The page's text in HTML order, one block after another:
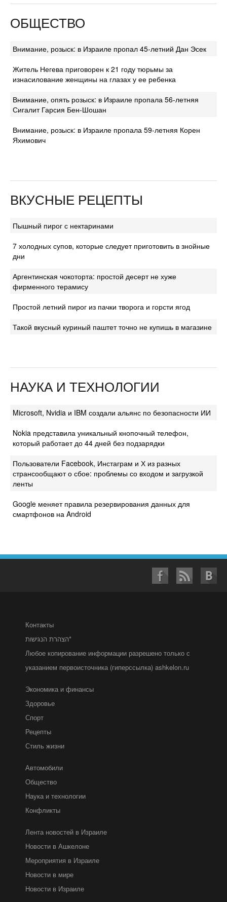
ОБЩЕСТВО
Внимание, розыск: в Израиле пропал 45-летний Дан Эсек
Житель Негева приговорен к 21 году тюрьмы за
изнасилование женщины на глазах у ее ребенка
Внимание, опять розыск: в Израиле пропала 56-летняя
Сигалит Гарсия Бен-Шошан
Внимание, розыск: в Израиле пропала 59-летняя Корен
Яхимович
ВКУСНЫЕ РЕЦЕПТЫ
Пышный пирог с нектаринами
7 холодных супов, которые следует приготовить в знойные
дни
Аргентинская чокоторта: простой десерт не хуже
фирменного терамису
Простой летний пирог из пачки творога и горсти ягод
Такой вкусный куриный паштет точно не купишь в магазине
НАУКА И ТЕХНОЛОГИИ
Microsoft, Nvidia и IBM создали альянс по безопасности ИИ
Nokia представила уникальный кнопочный телефон,
который работает до 44 дней без подзарядки
Пользователи Facebook, Инстаграм и Х из разных
странсообщают о сбое: проблемы со входом и загрузкой
ленты
Google меняет правила резервирования данных для
смартфонов на Android
Контакты
הצהרת הנגישות*
Любое копирование информации разрешено только с
указанием первоисточника (гиперссылка) ashkelon.ru
Экономика и финансы
Здоровье
Спорт
Рецепты
Стиль жизни
Автомобили
Общество
Наука и технологии
Конфликты
Лента новостей в Израиле
Новости в Ашкелоне
Мероприятия в Израиле
Новости в мире
Новости в Израиле